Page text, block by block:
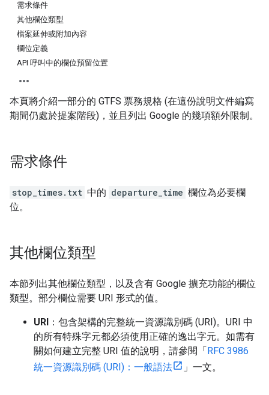
需求條件
其他欄位類型
檔案延伸或附加內容
欄位定義
API 呼叫中的欄位預留位置
本頁將介紹一部分的 GTFS 票務規格 (在這份說明文件編寫
期間仍處於提案階段)，並且列出 Google 的幾項額外限制。
需求條件
stop_times.txt 中的 departure_time 欄位為必要欄
位。
其他欄位類型
本節列出其他欄位類型，以及含有 Google 擴充功能的欄位
類型。部分欄位需要 URI 形式的值。
URI ：包含架構的完整統一資源識別碼 (URI)。URI 中
的所有特殊字元都必須使用正確的逸出字元。如需有
關如何建立完整 URI 值的說明，請參閱「RFC 3986
統一資源識別碼 (URI)：一般語法
」一文。